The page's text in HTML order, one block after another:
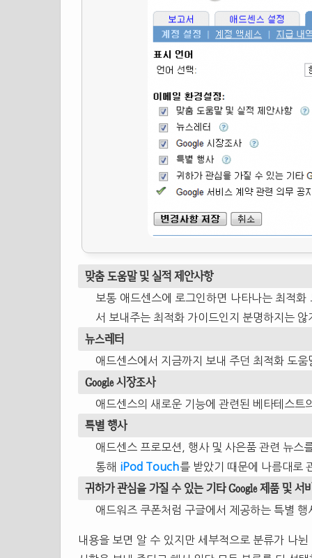
맞춤 도움말 및 실적 제안사항
보통 애드센스에 로그인하면 나타나는 최적
서 보내주는 최적화 가이드인지 분명하지는
뉴스레터
애드센스에서 지금까지 보내 주던 최적화 도
Google 시장조사
애드센스의 새로운 기능에 관련된 베타테스
특별 행사
애드센스 프로모션, 행사 및 사은품 관련 뉴스
통해 iPod Touch를 받았기 때문에 나름대로
귀하가 관심을 가질 수 있는 기타 Google 제품 및 서
애드워즈 쿠폰처럼 구글에서 제공하는 특별
내용을 보면 알 수 있지만 세부적으로 분류가 나